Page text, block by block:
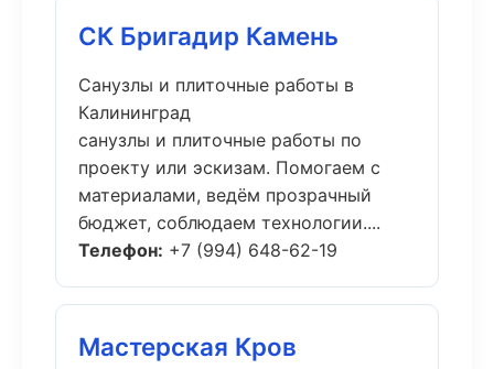
СК Бригадир Камень
Санузлы и плиточные работы в
Калининград
санузлы и плиточные работы по
проекту или эскизам. Помогаем с
материалами, ведём прозрачный
бюджет, соблюдаем технологии....
Телефон: +7 (994) 648-62-19
Мастерская Кров